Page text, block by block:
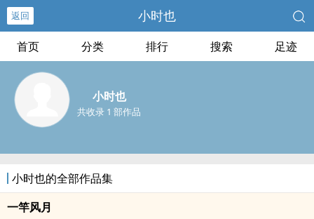
返回 小时也
首页 分类 排行 搜索 足迹
小时也
共收录 1 部作品
小时也的全部作品集
一竿风月